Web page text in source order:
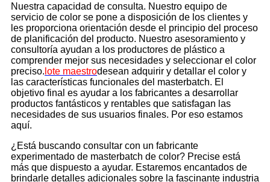
Nuestra capacidad de consulta. Nuestro equipo de
servicio de color se pone a disposición de los clientes y
les proporciona orientación desde el principio del proceso
de planificación del producto. Nuestro asesoramiento y
consultoría ayudan a los productores de plástico a
comprender mejor sus necesidades y seleccionar el color
preciso. lote maestrodesean adquirir y detallar el color y
las características funcionales del masterbatch. El
objetivo final es ayudar a los fabricantes a desarrollar
productos fantásticos y rentables que satisfagan las
necesidades de sus usuarios finales. Por eso estamos
aquí.
¿Está buscando consultar con un fabricante
experimentado de masterbatch de color? Precise está
más que dispuesto a ayudar. Estaremos encantados de
brindarle detalles adicionales sobre la fascinante industria